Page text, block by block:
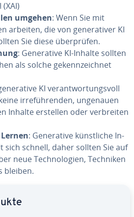
umgehen: Wenn Sie mit
arbeiten, die von ge­ne­ra­ti­ver KI
Sie diese über­prü­fen.
: Ge­ne­ra­ti­ve KI-Inhalte sollten
als solche ge­kenn­zeich­net
KI ver­ant­wor­tungs­voll
ir­re­füh­ren­den, ungenauen
Inhalte erstellen oder ver­brei­ten
: Ge­ne­ra­ti­ve künst­li­che In­
sich schnell, daher sollten Sie auf
neue Tech­no­lo­gien, Techniken
bleiben.